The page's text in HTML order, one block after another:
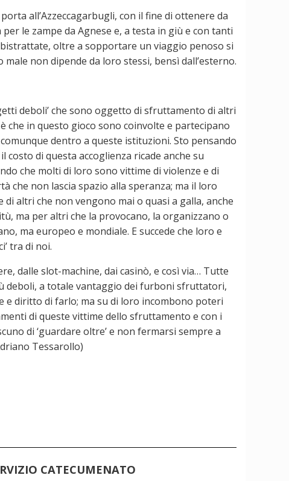
all’Azzeccagarbugli, con il fine di ottenere da
le zampe da Agnese e, a testa in giù e con tanti
oltre a sopportare un viaggio penoso si
non dipende da loro stessi, bensì dall’esterno.
deboli’ che sono oggetto di sfruttamento di altri
che in questo gioco sono coinvolte e partecipano
dentro a queste istituzioni. Sto pensando
di questa accoglienza ricade anche su
che molti di loro sono vittime di violenze e di
che non lascia spazio alla speranza; ma il loro
altri che non vengono mai o quasi a galla, anche
ma per altri che la provocano, la organizzano o
ma europeo e mondiale. E succede che loro e
tra di noi.
dalle slot-machine, dai casinò, e così via… Tutte
deboli, a totale vantaggio dei furboni sfruttatori,
e diritto di farlo; ma su di loro incombono poteri
di queste vittime dello sfruttamento e con i
di ‘guardare oltre’ e non fermarsi sempre a
Tessarollo)
CATECUMENATO